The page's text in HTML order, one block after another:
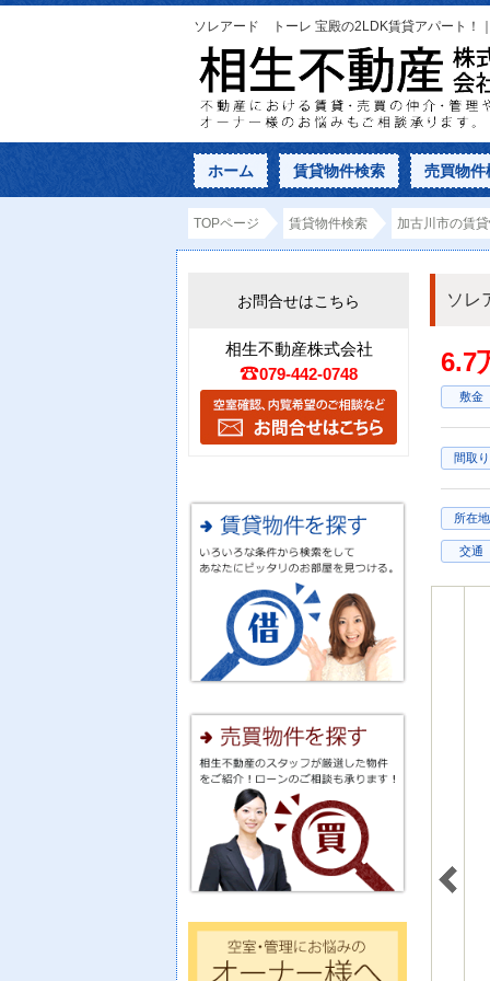
ソレアード トーレ 宝殿の2LDK賃貸アパート！
ホーム 賃貸物件検索 売買物件
TOPページ 賃貸物件検索 加古川市の賃
ソレ
6.7
敷金
間取り
所在地
交通
お問合せはこちら
相生不動産株式会社
079-442-0748